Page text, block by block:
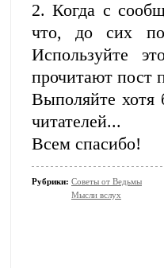
2. Когда с
что, до сих
Используйте
прочитают пост
Выполяйте хотя
читателей...
Всем спасибо!
Рубрики: Советы от Ведьмы
Мысли вслух